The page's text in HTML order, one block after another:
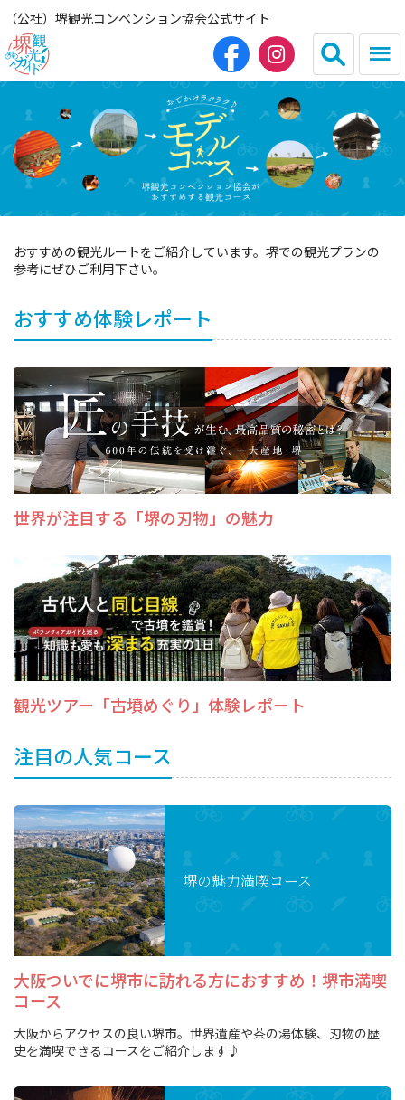
（公社）堺観光コンベンション協会公式サイト
English 简体中文
繁体中文 한국어
グルメ
宿泊
イベント情報
ショッピング・お土産
サイクリングさかい
堺観光レンタサイクル
モデルコース
体験プラン・ツアー
開花情報
スポーツ施設
NEWS
お問い合わせ
堺ナビ
ようこそ堺へ！
地図から探す
おすすめの観光ルートをご紹介しています。堺での観光プランの
参考にぜひご利用下さい。
おすすめ体験レポート
世界が注目する「堺の刃物」の魅力
観光ツアー「古墳めぐり」体験レポート
注目の人気コース
堺の魅力満喫コース
大阪ついでに堺市に訪れる方におすすめ！堺市満喫
コース
大阪からアクセスの良い堺市。世界遺産や茶の湯体験、刃物の歴
史を満喫できるコースをご紹介します♪